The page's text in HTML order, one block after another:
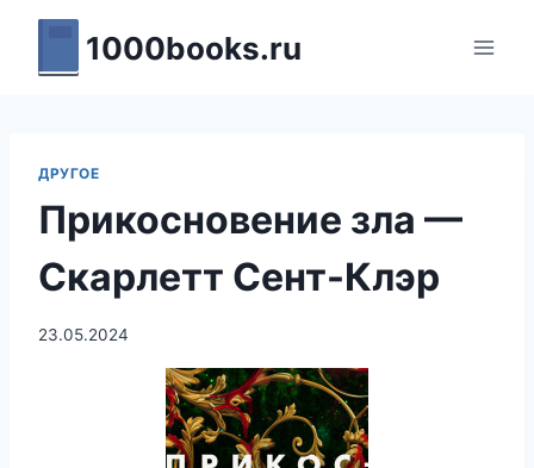
Перейти
содержимому
1000books.ru
ДРУГОЕ
Прикосновение зла —
Скарлетт Сент-Клэр
23.05.2024